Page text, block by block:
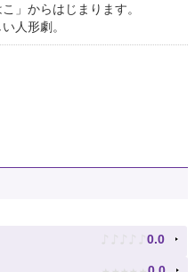
」からはじまります。
人形劇。
♪ ♪ ♪ ♪ ♪ 0.0